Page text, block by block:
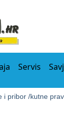
Servis
i pribor /kutne